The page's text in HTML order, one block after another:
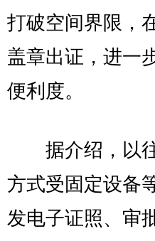
打破空间界限，
盖章出证，进一
便利度。
据介绍，以往
方式受固定设备
发电子证照、审